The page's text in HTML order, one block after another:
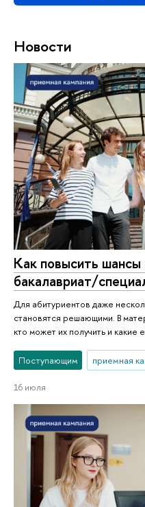
Новости
Как повысить шансы
бакалавриат/
Для абитуриентов даже
становятся решающими. В
кто может их получить и
Поступающим приемная
16 июля